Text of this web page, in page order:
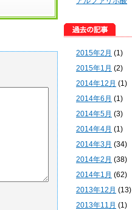
2015年2月 (1)
2015年1月 (2)
2014年12月 (1)
2014年6月 (1)
2014年5月 (3)
2014年4月 (1)
2014年3月 (34)
2014年2月 (38)
2014年1月 (62)
2013年12月 (13)
2013年11月 (1)